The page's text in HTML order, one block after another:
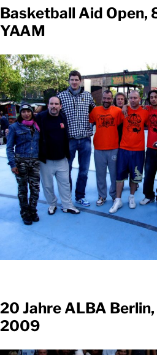
Basketball Aid Open,
YAAM
20 Jahre ALBA
2009